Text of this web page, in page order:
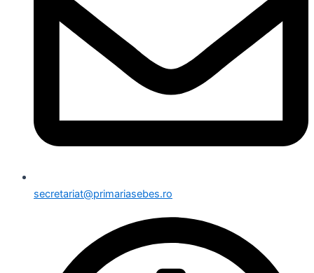
secretariat@primariasebes.ro